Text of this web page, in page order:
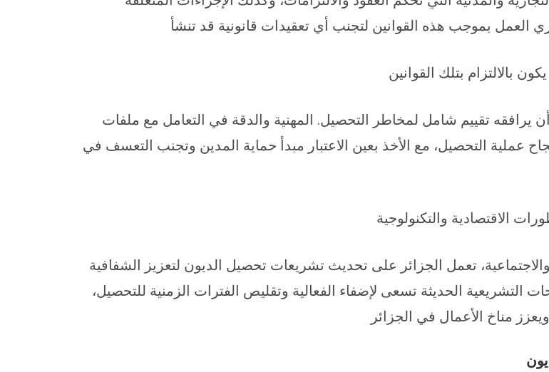
العمل بموجب هذه القوانين لتجنب أي تعقيدات قانونية قد تنشأ
بالالتزام بتلك القوانين
أن يرافقه تقييم شامل لمخاطر التحصيل. المهنية والدقة في التعامل مع ملفات
عملية التحصيل، مع الأخذ بعين الاعتبار مبدأ حماية المدين وتجنب التعسف في
الاقتصادية والتكنولوجية
تعمل الجزائر على تحديث تشريعات تحصيل الديون لتعزيز الشفافية
التشريعية الحديثة تسعى لإضفاء الفعالية وتقليص الفترات الزمنية للتحصيل،
مناخ الأعمال في الجزائر